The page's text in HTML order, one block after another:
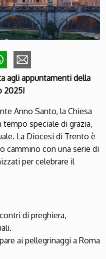
agli appuntamenti della
2025!
Anno Santo, la Chiesa
tempo speciale di grazia,
La Diocesi di Trento è
cammino con una serie di
per celebrare il
di preghiera,
ai pellegrinaggi a Roma